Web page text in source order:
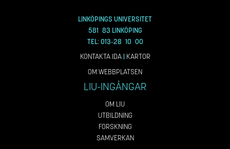
LINKÖPINGS UNIVERSITET
581 83 LINKÖPING
TEL: 013-28 10 00
KONTAKTA IDA| KARTOR
OM WEBBPLATSEN
LIU-INGÅNGAR
OM LIU
UTBILDNING
FORSKNING
SAMVERKAN